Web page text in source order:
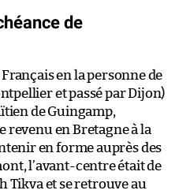
de
en la personne de
et passé par Dijon)
de Guingamp,
revenu en Bretagne à la
en forme auprès des
l’avant-centre était de
Tikva et se retrouve au